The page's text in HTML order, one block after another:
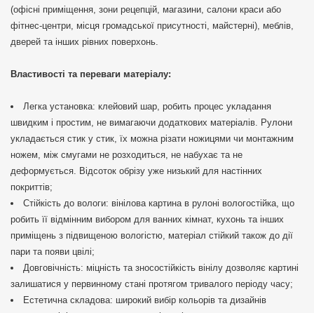
(офісні приміщення, зони рецепцій, магазини, салони краси або
фітнес-центри, місця громадської присутності, майстерні), меблів,
дверей та інших рівних поверхонь.
Властивості та переваги матеріалу:
Легка установка: клейовий шар, робить процес укладання
швидким і простим, не вимагаючи додаткових матеріалів. Рулони
укладається стик у стик, їх можна різати ножицями чи монтажним
ножем, між смугами не розходиться, не набухає та не
деформується. Відсоток обрізу уже низький для настінних
покриттів;
Стійкість до вологи: вінілова картина в рулоні вологостійка, що
робить її відмінним вибором для ванних кімнат, кухонь та інших
приміщень з підвищеною вологістю, матеріал стійкий також до дії
пари та появи цвілі;
Довговічність: міцність та зносостійкість вінілу дозволяє картині
залишатися у первинному стані протягом тривалого періоду часу;
Естетична складова: широкий вибір кольорів та дизайнів